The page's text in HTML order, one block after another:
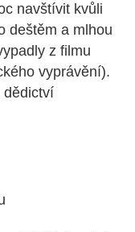
navštívit kvůli
deštěm a mlhou
z filmu
vyprávění).
dědictví